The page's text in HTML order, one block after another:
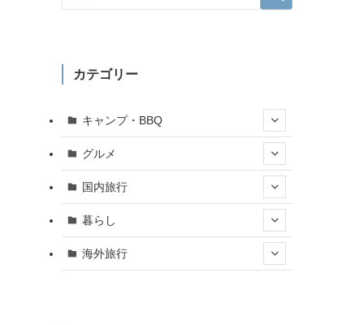
カテゴリー
キャンプ・BBQ
グルメ
国内旅行
暮らし
海外旅行